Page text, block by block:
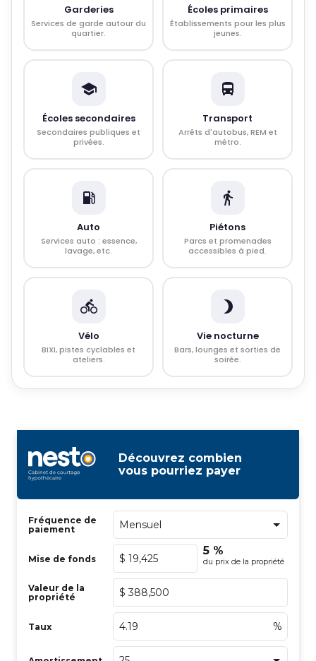
Garderies
Services de garde autour du
quartier.
Écoles primaires
Établissements pour les plus
jeunes.
Écoles secondaires
Secondaires publiques et
privées.
Transport
Arrêts d'autobus, REM et
métro.
Auto
Services auto : essence,
lavage, etc.
Piétons
Parcs et promenades
accessibles à pied.
Vélo
BIXI, pistes cyclables et
ateliers.
Vie nocturne
Bars, lounges et sorties de
soirée.